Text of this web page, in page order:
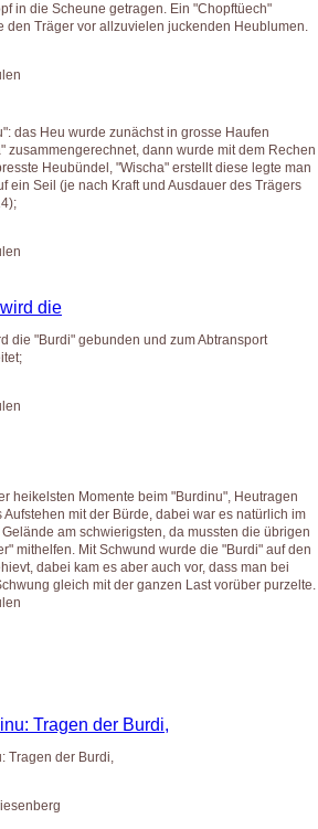
in die Scheune getragen. Ein "Chopftüech"
den Träger vor allzuvielen juckenden Heublumen.
das Heu wurde zunächst in grosse Haufen
zusammengerechnet, dann wurde mit dem Rechen
Heubündel, "Wischa" erstellt diese legte man
ein Seil (je nach Kraft und Ausdauer des Trägers
die "Burdi" gebunden und zum Abtransport
heikelsten Momente beim "Burdinu", Heutragen
Aufstehen mit der Bürde, dabei war es natürlich im
am schwierigsten, da mussten die übrigen
mithelfen. Mit Schwund wurde die "Burdi" auf den
dabei kam es aber auch vor, dass man bei
gleich mit der ganzen Last vorüber purzelte.
Tragen der Burdi,